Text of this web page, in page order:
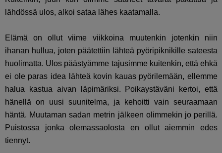
lähdössä ulos, alkoi sataa lähes kaatamalla.
Elämä on ollut viime viikkoina muutenkin jotenkin niin
ihanan hullua, joten päätettiin lähteä pyöripiknikille sateesta
huolimatta. Ulos päästyämme tajusimme kuitenkin, että ehkä
ei ole paras idea lähteä kovin kauas pyörilemään, ellemme
halua kastua aivan läpimäriksi. Poikaystäväni kertoi, että
hänellä on uusi suunitelma, ja kehoitti vain seuraamaan
häntä. Muutaman sadan metrin jälkeen olimmekin jo perillä.
Puistossa jonka olemassaolosta en ollut aiemmin edes
tiennyt.